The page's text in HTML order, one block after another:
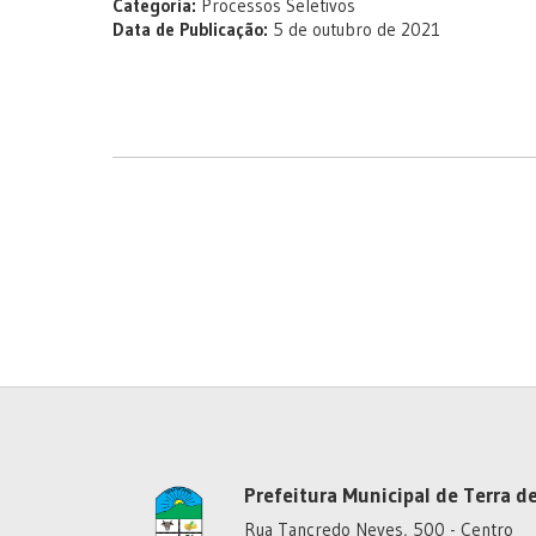
Categoria: Processos Seletivos
Data de Publicação: 5 de outubro de 2021
Prefeitura Municipal de Terra
Rua Tancredo Neves, 500 - Centro